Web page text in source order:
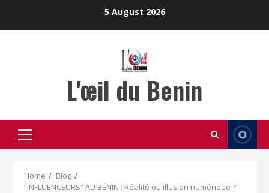
5 August 2026
L'œil du Benin
Primary
Menu
Home
Blog
“INFLUENCEURS” AU BÉNIN : Réalité ou illusion numérique ?